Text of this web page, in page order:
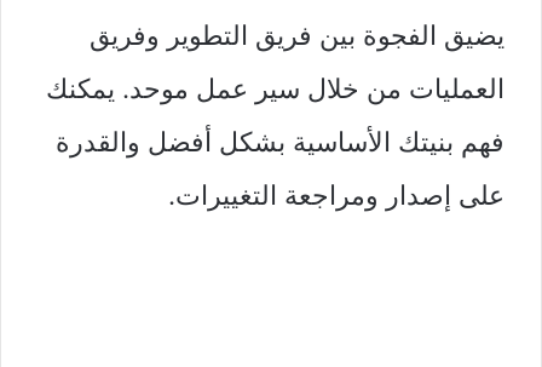
يضيق الفجوة بين فريق التطوير وفريق
العمليات من خلال سير عمل موحد. يمكنك
فهم بنيتك الأساسية بشكل أفضل والقدرة
على إصدار ومراجعة التغييرات.